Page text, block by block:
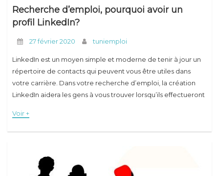
Recherche d’emploi, pourquoi avoir un
profil LinkedIn?
27 février 2020 tuniemploi
LinkedIn est un moyen simple et moderne de tenir à jour un
répertoire de contacts qui peuvent vous être utiles dans
votre carrière. Dans votre recherche d’emploi, la création
LinkedIn aidera les gens à vous trouver lorsqu’ils effectueront
Voir +